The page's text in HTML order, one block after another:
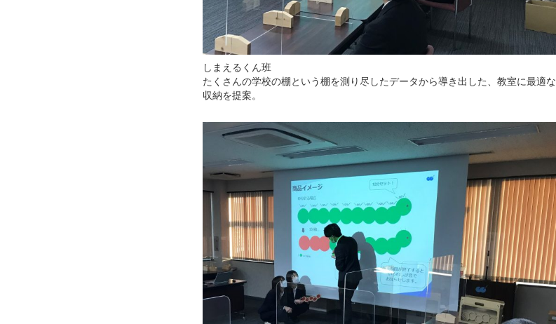
しまえるくん班
たくさんの学校の棚という棚を測り尽したデータから導き出した、教室に最適な
収納を提案。